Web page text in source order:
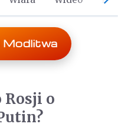
Modlitwa
Rosji o